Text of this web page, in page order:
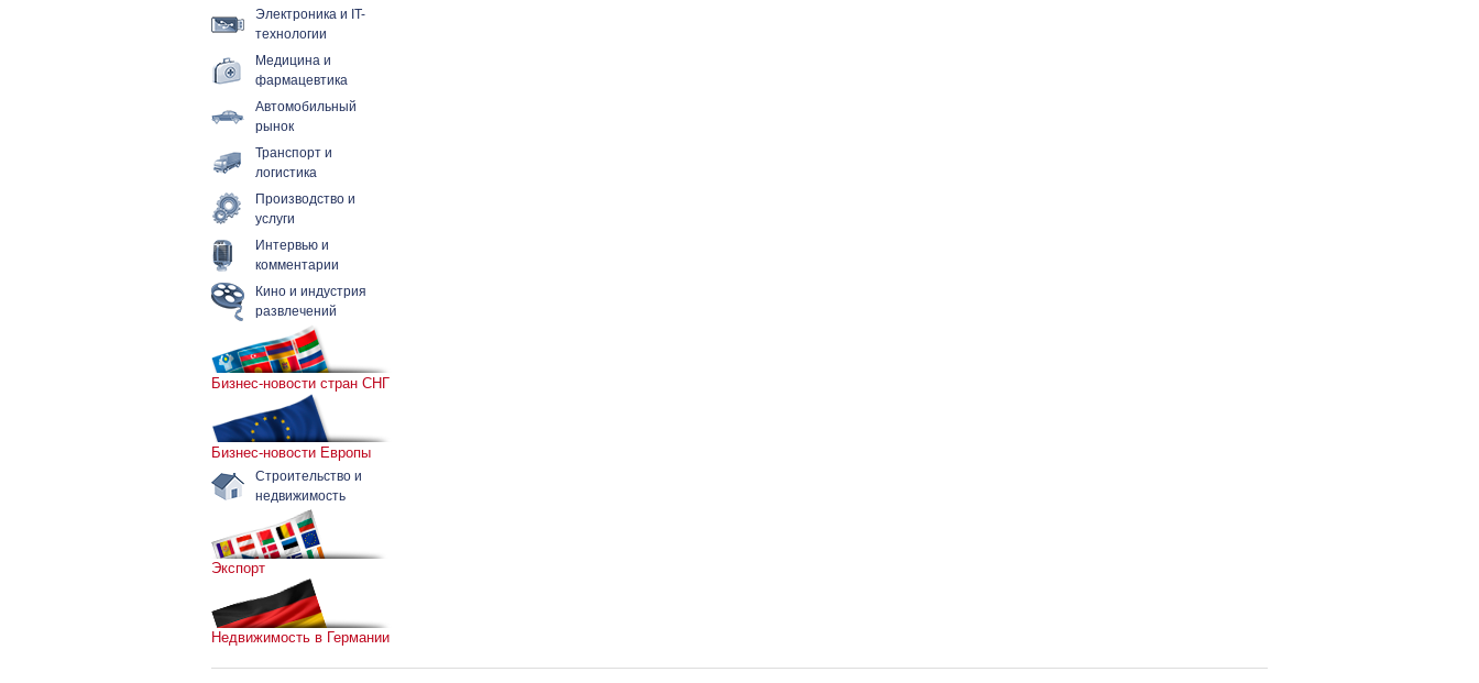
Электроника и IT-
технологии
Медицина и
фармацевтика
Автомобильный
рынок
Транспорт и
логистика
Производство и
услуги
Интервью и
комментарии
Кино и индустрия
развлечений
Бизнес-новости стран СНГ
Бизнес-новости Европы
Строительство и
недвижимость
Экспорт
Недвижимость в Германии